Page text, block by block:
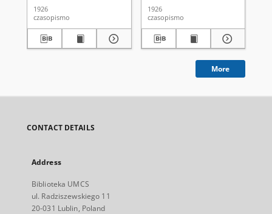
1926
czasopismo
1926
czasopismo
More
CONTACT DETAILS
Address
Biblioteka UMCS
ul. Radziszewskiego 11
20-031 Lublin, Poland